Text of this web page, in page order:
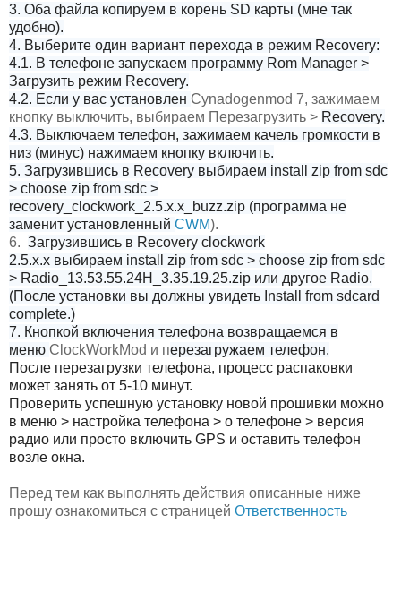
3. Оба файла копируем в корень SD карты (мне так
удобно).
4. Выберите один вариант перехода в режим Recovery:
4.1. В телефоне запускаем программу Rom Manager >
Загрузить режим Recovery.
4.2. Если у вас установлен Cynadogenmod 7, зажимаем
кнопку выключить, выбираем Перезагрузить > Recovery.
4.3. Выключаем телефон, зажимаем качель громкости в
низ (минус) нажимаем кнопку включить.
5. Загрузившись в Recovery выбираем install zip from sdc
> choose zip from sdc >
recovery_clockwork_2.5.х.х_buzz.zip (программа не
заменит установленный CWM).
6. Загрузившись в Recovery clockwork
2.5.х.х выбираем install zip from sdc > choose zip from sdc
> Radio_13.53.55.24H_3.35.19.25.zip или другое Radio.
(После установки вы должны увидеть Install from sdcard
complete.)
7. Кнопкой включения телефона возвращаемся в
меню ClockWorkMod и перезагружаем телефон.
После перезагрузки телефона, процесс распаковки
может занять от 5-10 минут.
Проверить успешную установку новой прошивки можно
в меню > настройка телефона > о телефоне > версия
радио или просто включить GPS и оставить телефон
возле окна.
Перед тем как выполнять действия описанные ниже
прошу ознакомиться с страницей Ответственность